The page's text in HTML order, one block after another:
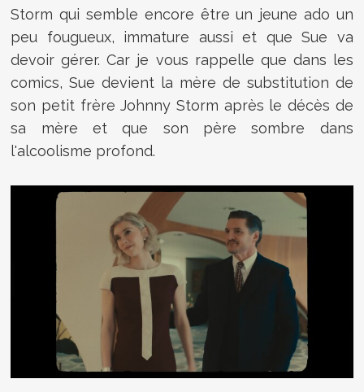
Storm qui semble encore être un jeune ado un
peu fougueux, immature aussi et que Sue va
devoir gérer. Car je vous rappelle que dans les
comics, Sue devient la mère de substitution de
son petit frère Johnny Storm après le décès de
sa mère et que son père sombre dans
l'alcoolisme profond.